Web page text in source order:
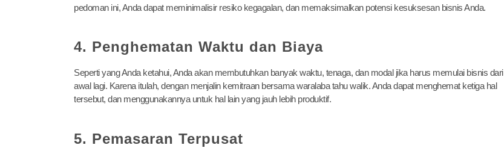
pedoman ini, Anda dapat meminimalisir resiko kegagalan, dan memaksimalkan potensi kesuksesan bisnis Anda.
4. Penghematan Waktu dan Biaya
Seperti yang Anda ketahui, Anda akan membutuhkan banyak waktu, tenaga, dan modal jika harus memulai bisnis dari
awal lagi. Karena itulah, dengan menjalin kemitraan bersama waralaba tahu walik. Anda dapat menghemat ketiga hal
tersebut, dan menggunakannya untuk hal lain yang jauh lebih produktif.
5. Pemasaran Terpusat